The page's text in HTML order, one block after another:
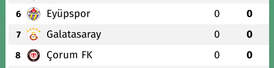
6 Eyüpspor 0 0
7 Galatasaray 0 0
8 Çorum FK 0 0